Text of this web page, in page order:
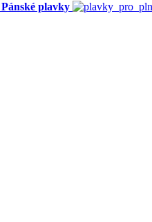
Pánské plavky